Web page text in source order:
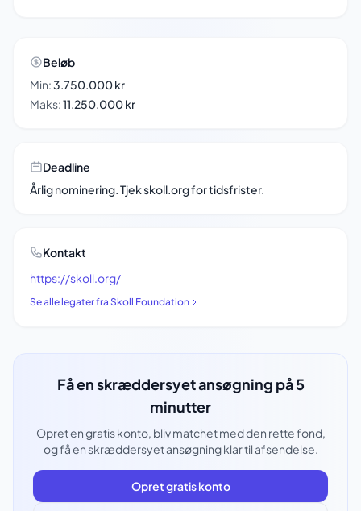
Beløb
Min:3.750.000 kr
Maks:11.250.000 kr
Deadline
Årlig nominering. Tjek skoll.org for tidsfrister.
Kontakt
https://skoll.org/
Se alle legater fra Skoll Foundation
Få en skræddersyet ansøgning på 5
minutter
Opret en gratis konto, bliv matchet med den rette fond,
og få en skræddersyet ansøgning klar til afsendelse.
Opret gratis konto